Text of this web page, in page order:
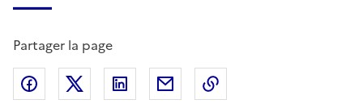
Partager la page
Partager sur Facebook
Partager sur X (anciennement Twitter)
Partager sur LinkedIn
Partager par email